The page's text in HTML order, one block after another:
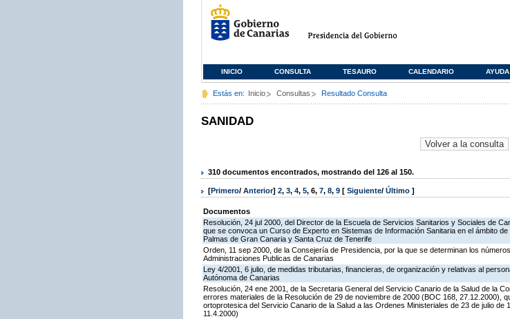
INICIO CONSULTA TESAURO CALENDARIO AYUDA
Estás en: Inicio Consultas Resultado Consulta
SANIDAD
310 documentos encontrados, mostrando del 126 al 150.
[Primero/ Anterior] 2, 3, 4, 5, 6, 7, 8, 9 [ Siguiente/ Último ]
Documentos
Resolución, 24 jul 2000, del Director de la Escuela de Servicios Sanitarios y Sociales de
que se convoca un Curso de Experto en Sistemas de Información Sanitaria en el ámbito
Palmas de Gran Canaria y Santa Cruz de Tenerife
Orden, 11 sep 2000, de la Consejería de Presidencia, por la que se determinan los
Administraciones Publicas de Canarias
Ley 4/2001, 6 julio, de medidas tributarias, financieras, de organización y relativas al
Autónoma de Canarias
Resolución, 24 ene 2001, de la Secretaria General del Servicio Canario de la Salud de la
errores materiales de la Resolución de 29 de noviembre de 2000 (BOC 168, 27.12.2000),
ortoprotesica del Servicio Canario de la Salud a las Ordenes Ministeriales de 23 de julio de
11.4.2000)